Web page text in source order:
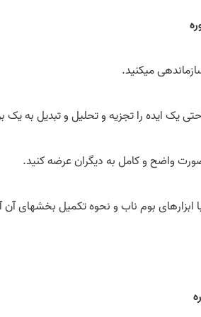
می­کنید.
یک ایده را تجزیه و تحلیل و تبدیل به یک
واضح و کامل به دیگران عرضه کنید.
ابزارهای بوم ناب و نحوه تکمیل بخش­های آن